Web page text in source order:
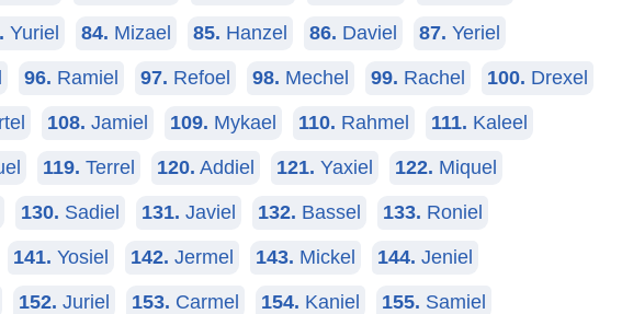
Yuriel 84. Mizael 85. Hanzel 86. Daviel 87. Yeriel
96. Ramiel 97. Refoel 98. Mechel 99. Rachel 100. Drexel
108. Jamiel 109. Mykael 110. Rahmel 111. Kaleel
119. Terrel 120. Addiel 121. Yaxiel 122. Miquel
130. Sadiel 131. Javiel 132. Bassel 133. Roniel
141. Yosiel 142. Jermel 143. Mickel 144. Jeniel
152. Juriel 153. Carmel 154. Kaniel 155. Samiel